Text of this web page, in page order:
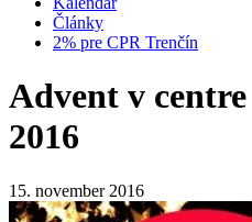
Články
2% pre CPR Trenčín
Advent v
2016
15. november 2016